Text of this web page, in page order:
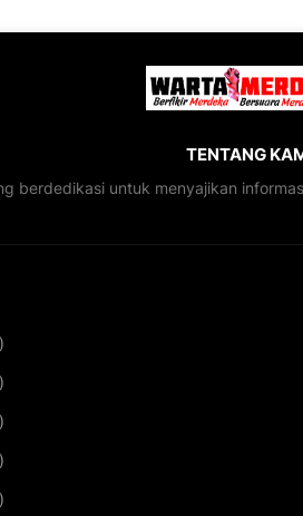
TENTANG
berdedikasi untuk menyajikan